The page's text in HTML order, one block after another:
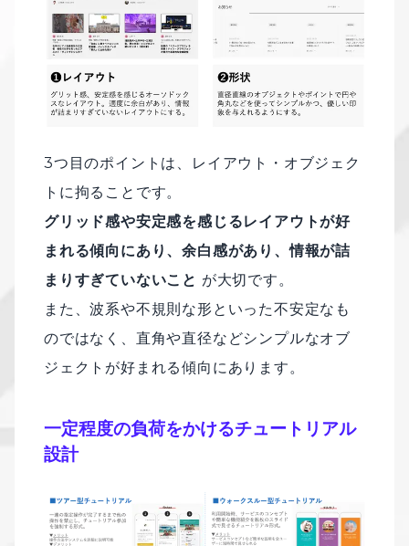
3つ目のポイントは、レイアウト・オブジェク
トに拘ることです。
グリッド感や安定感を感じるレイアウトが好
まれる傾向にあり、余白感があり、情報が詰
まりすぎていないこと が大切です。
また、波系や不規則な形といった不安定なも
のではなく、直角や直径などシンプルなオブ
ジェクトが好まれる傾向にあります。
一定程度の負荷をかけるチュートリアル
設計